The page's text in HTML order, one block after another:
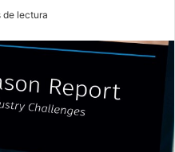
de lectura